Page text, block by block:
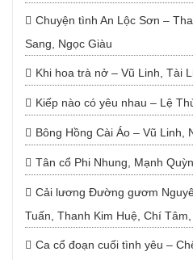
Chuyện tình An Lộc Sơn –
Sang, Ngọc Giàu
Khi hoa trà nở – Vũ Linh, Tài
Kiếp nào có yêu nhau – Lệ
Bông Hồng Cài Áo – Vũ Linh,
Tân cổ Phi Nhung, Mạnh
Cải lương Đường gươm
Tuấn, Thanh Kim Huệ, Chí
Ca cổ đoạn cuối tình yêu –